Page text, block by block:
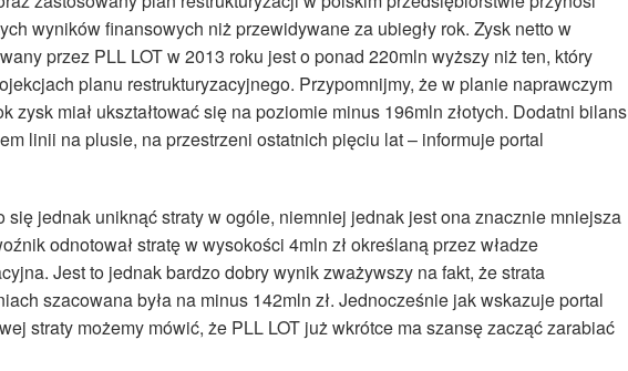
wyników finansowych niż przewidywane za ubiegły rok. Zysk netto w
przez PLL LOT w 2013 roku jest o ponad 220mln wyższy niż ten, który
planu restrukturyzacyjnego. Przypomnijmy, że w planie naprawczym
zysk miał ukształtować się na poziomie minus 196mln złotych. Dodatni bilans
linii na plusie, na przestrzeni ostatnich pięciu lat – informuje portal
się jednak uniknąć straty w ogóle, niemniej jednak jest ona znacznie mniejsza
odnotował stratę w wysokości 4mln zł określaną przez władze
Jest to jednak bardzo dobry wynik zważywszy na fakt, że strata
szacowana była na minus 142mln zł. Jednocześnie jak wskazuje portal
straty możemy mówić, że PLL LOT już wkrótce ma szansę zacząć zarabiać